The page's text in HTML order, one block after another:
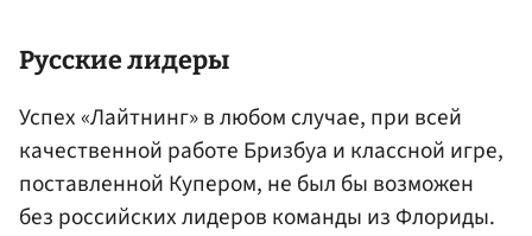
Русские лидеры
Успех «Лайтнинг» в любом случае, при всей
качественной работе Бризбуа и классной игре,
поставленной Купером, не был бы возможен
без российских лидеров команды из Флориды.